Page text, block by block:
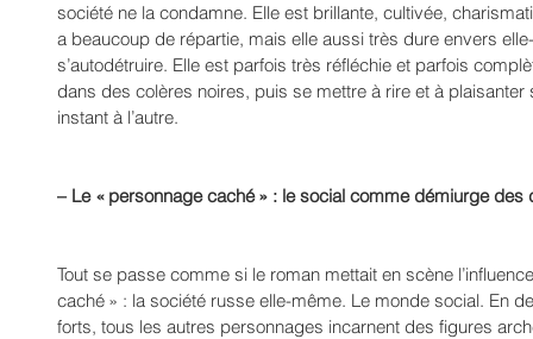
société ne la condamne. Elle est brillante, cultivée,
a beaucoup de répartie, mais elle aussi très dure envers
s’autodétruire. Elle est parfois très réfléchie et parfois
dans des colères noires, puis se mettre à rire et à
instant à l’autre.
– Le « personnage caché » : le social comme démiurge des
Tout se passe comme si le roman mettait en scène
caché » : la société russe elle-même. Le monde social. En
forts, tous les autres personnages incarnent des figures